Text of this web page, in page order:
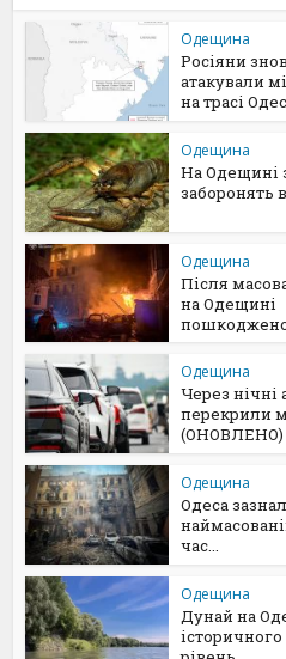
Одещина
Росіяни
атакували
на трасі
Одещина
На Одещині
заборонять
Одещина
Після
на Одещині
Одещина
Через нічні
перекрили
(ОНОВЛЕНО)
Одещина
Одеса
час...
Одещина
Дунай на